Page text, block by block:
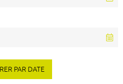
PAR DATE